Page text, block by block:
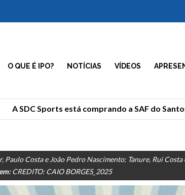
O QUE É IPO? NOTÍCIAS VÍDEOS
A SDC Sports está comprando a SAF do
Paulo Costa e João Pedro Nascimento; Tanure, Rui Costa
CREDITO: CAIO BORGES_2025